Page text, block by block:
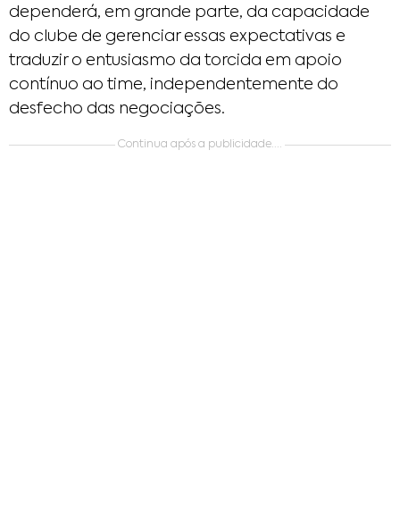
dependerá, em grande parte, da capacidade
do clube de gerenciar essas expectativas e
traduzir o entusiasmo da torcida em apoio
contínuo ao time, independentemente do
desfecho das negociações.
Continua após a publicidade....